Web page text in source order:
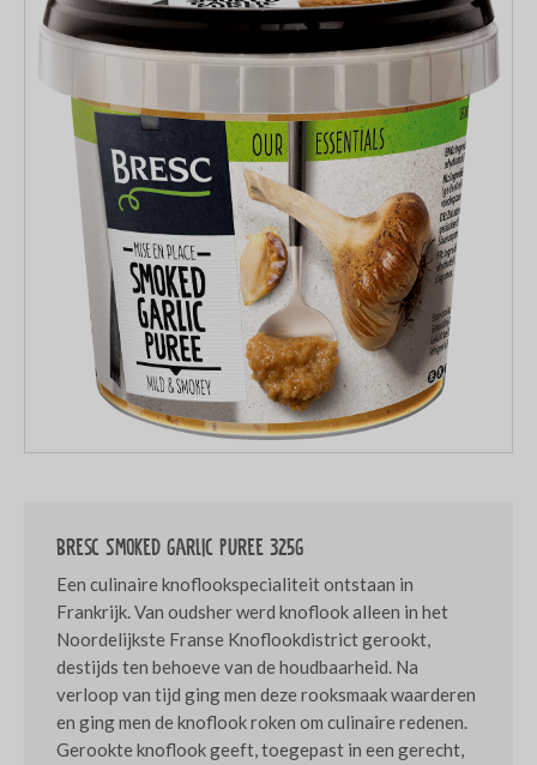
Bresc Smoked garlic puree 325g
Een culinaire knoflookspecialiteit ontstaan in
Frankrijk. Van oudsher werd knoflook alleen in het
Noordelijkste Franse Knoflookdistrict gerookt,
destijds ten behoeve van de houdbaarheid. Na
verloop van tijd ging men deze rooksmaak waarderen
en ging men de knoflook roken om culinaire redenen.
Gerookte knoflook geeft, toegepast in een gerecht,